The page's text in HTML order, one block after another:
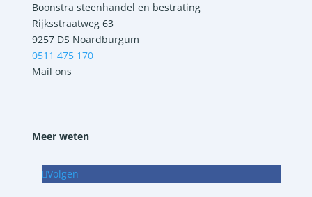
Boonstra steenhandel en bestrating
Rijksstraatweg 63
9257 DS Noardburgum
0511 475 170
Mail ons
Meer weten
Volgen